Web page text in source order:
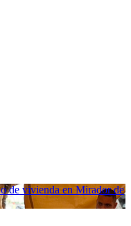
de vivienda en Mirador de